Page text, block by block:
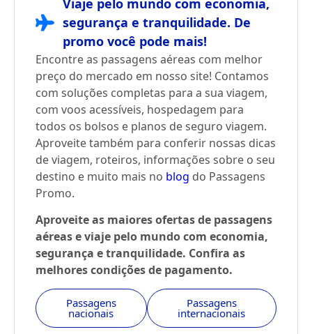
Viaje pelo mundo com economia,
segurança e tranquilidade. De
promo você pode mais!
Encontre as passagens aéreas com melhor
preço do mercado em nosso site! Contamos
com soluções completas para a sua viagem,
com voos acessíveis, hospedagem para
todos os bolsos e planos de seguro viagem.
Aproveite também para conferir nossas dicas
de viagem, roteiros, informações sobre o seu
destino e muito mais no blog do Passagens
Promo.
Aproveite as maiores ofertas de passagens
aéreas e viaje pelo mundo com economia,
segurança e tranquilidade. Confira as
melhores condições de pagamento.
Passagens
nacionais
Passagens
internacionais